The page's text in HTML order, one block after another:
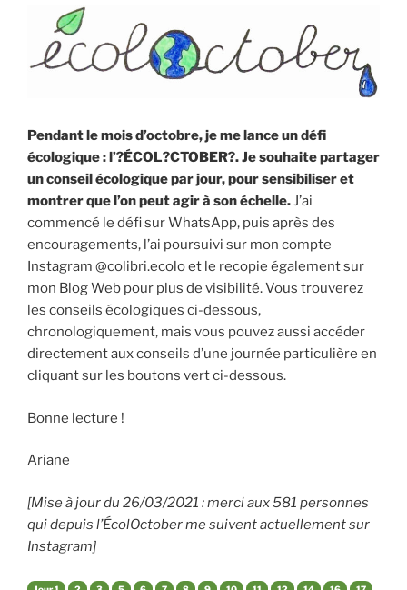
le
Climat,
la
l’emploi
:
taxons
la
spéculation
en
Europe »
Pendant le mois d’octobre, je me lance un défi
écologique : l’?ÉCOL?CTOBER?. Je souhaite partager
un conseil écologique par jour, pour sensibiliser et
montrer que l’on peut agir à son échelle.J’ai
commencé le défi sur WhatsApp, puis après des
encouragements, l’ai poursuivi sur mon compte
Instagram @colibri.ecolo et le recopie également sur
mon Blog Web pour plus de visibilité. Vous trouverez
les conseils écologiques ci-dessous,
chronologiquement, mais vous pouvez aussi accéder
directement aux conseils d’une journée particulière en
cliquant sur les boutons vert ci-dessous.
Bonne lecture !
Ariane
[Mise à jour du 26/03/2021 : merci aux 581 personnes
qui depuis l’ÉcolOctober me suivent actuellement sur
Instagram]